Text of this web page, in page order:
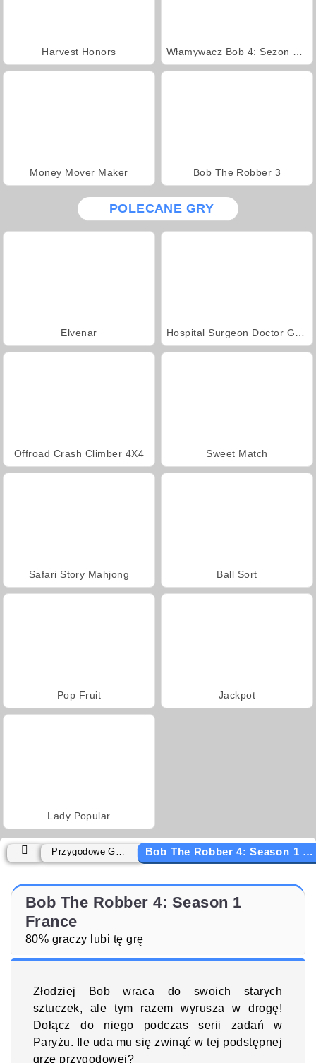
Harvest Honors
Money Mover Maker Bob The Robber 3
POLECANE GRY
Elvenar
Offroad Crash Climber 4X4 Sweet Match
Safari Story Mahjong Ball Sort
Pop Fruit Jackpot
Lady Popular
Bob The Robber 4: Season 1 France
Bob The Robber 4: Season 1
France
80% graczy lubi tę grę
Złodziej Bob wraca do swoich starych
sztuczek, ale tym razem wyrusza w drogę!
Dołącz do niego podczas serii zadań w
Paryżu. Ile uda mu się zwinąć w tej podstępnej
grze przygodowej?